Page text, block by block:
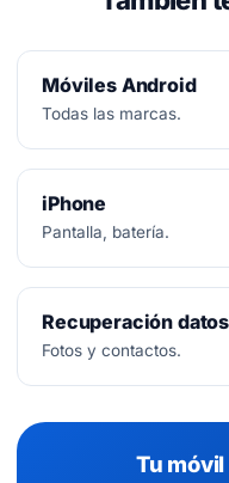
Móviles Android
Todas las marcas.
iPhone
Pantalla, batería.
Recuperación datos
Fotos y contactos.
Tu